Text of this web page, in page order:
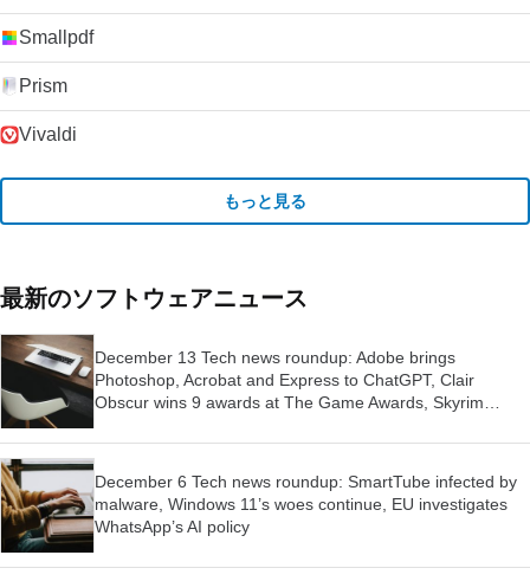
Smallpdf
Prism
Vivaldi
もっと見る
最新のソフトウェアニュース
December 13 Tech news roundup: Adobe brings
Photoshop, Acrobat and Express to ChatGPT, Clair
Obscur wins 9 awards at The Game Awards, Skyrim
December 6 Tech news roundup: SmartTube infected by
malware, Windows 11’s woes continue, EU investigates
WhatsApp’s AI policy